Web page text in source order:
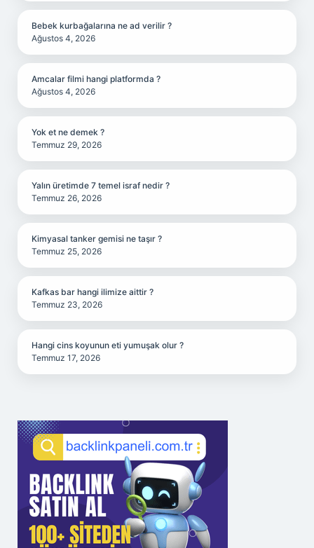
Bebek kurbağalarına ne ad verilir ?
Ağustos 4, 2026
Amcalar filmi hangi platformda ?
Ağustos 4, 2026
Yok et ne demek ?
Temmuz 29, 2026
Yalın üretimde 7 temel israf nedir ?
Temmuz 26, 2026
Kimyasal tanker gemisi ne taşır ?
Temmuz 25, 2026
Kafkas bar hangi ilimize aittir ?
Temmuz 23, 2026
Hangi cins koyunun eti yumuşak olur ?
Temmuz 17, 2026